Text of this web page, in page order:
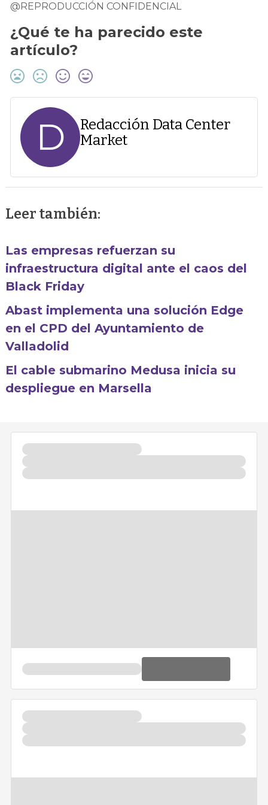
@REPRODUCCIÓN CONFIDENCIAL
¿Qué te ha parecido este
artículo?
D
Redacción Data Center
Market
Leer también:
Las empresas refuerzan su
infraestructura digital ante el caos del
Black Friday
Abast implementa una solución Edge
en el CPD del Ayuntamiento de
Valladolid
El cable submarino Medusa inicia su
despliegue en Marsella